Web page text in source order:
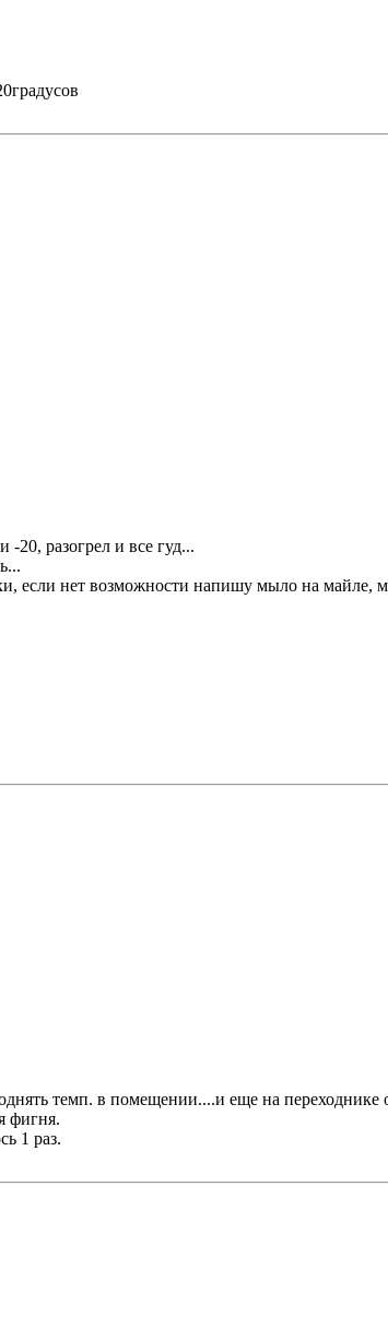
20, разогрел и все гуд...
если нет возможности напишу мыло на майле,
темп. в помещении....и еще на переходнике
фигня.
1 раз.